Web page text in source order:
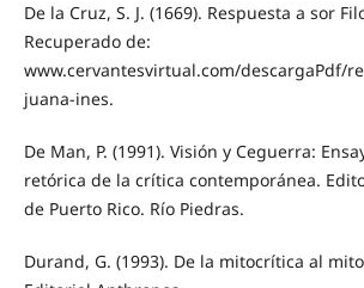
De la Cruz, S. J. (1669). Respuesta a sor
Recuperado de:
www.cervantesvirtual.com/descargaPdf/
juana-ines.
De Man, P. (1991). Visión y Ceguerra:
retórica de la crítica contemporánea.
de Puerto Rico. Río Piedras.
Durand, G. (1993). De la mitocrítica al